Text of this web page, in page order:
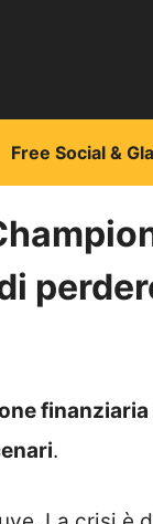
Free Social &
.